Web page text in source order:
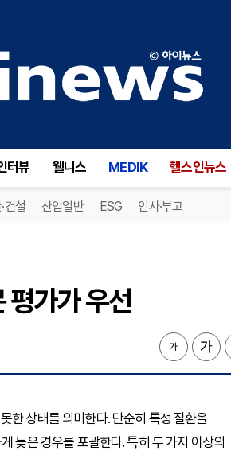
터뷰 웰니스 MEDIK 헬스인뉴스
건설 산업일반 ESG 인사·부고
평가가 우선
한 상태를 의미한다. 단순히 특정 질환을
늦은 경우를 포괄한다. 특히 두 가지 이상의